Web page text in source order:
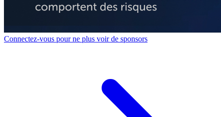
Connectez-vous pour ne plus voir de sponsors